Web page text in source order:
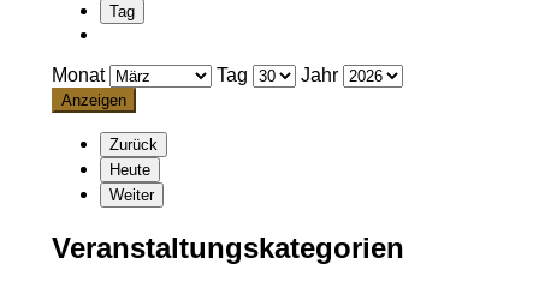
Tag
Monat Tag Jahr
Zurück
Heute
Weiter
Veranstaltungskategorien